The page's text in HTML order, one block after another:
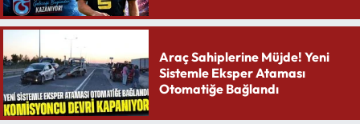
Araç Sahiplerine Müjde! Yeni
Sistemle Eksper Ataması
Otomatiğe Bağlandı